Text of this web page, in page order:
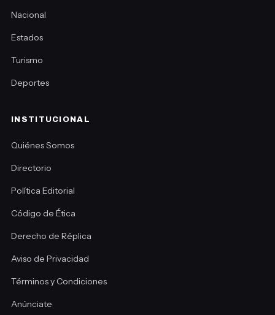
Nacional
Estados
Turismo
Deportes
INSTITUCIONAL
Quiénes Somos
Directorio
Política Editorial
Código de Ética
Derecho de Réplica
Aviso de Privacidad
Términos y Condiciones
Anúnciate